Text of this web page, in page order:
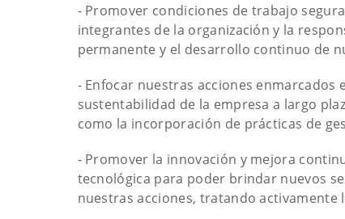
- Promover condiciones de trabajo
integrantes de la organización y la
permanente y el desarrollo continuo de
- Enfocar nuestras acciones
sustentabilidad de la empresa a largo
como la incorporación de prácticas de
- Promover la innovación y mejora
tecnológica para poder brindar nuevos
nuestras acciones, tratando